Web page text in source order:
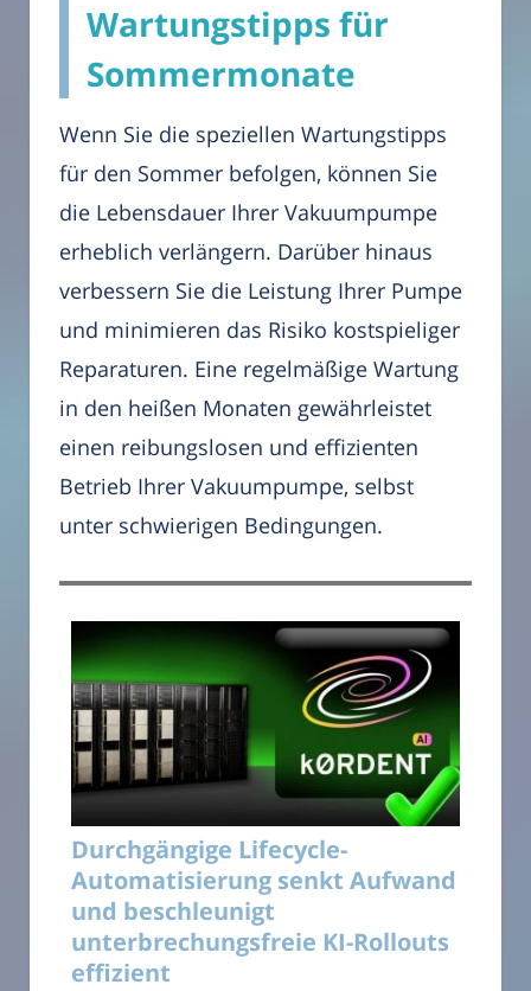
Wartungstipps für
Sommermonate
Wenn Sie die speziellen Wartungstipps
für den Sommer befolgen, können Sie
die Lebensdauer Ihrer Vakuumpumpe
erheblich verlängern. Darüber hinaus
verbessern Sie die Leistung Ihrer Pumpe
und minimieren das Risiko kostspieliger
Reparaturen. Eine regelmäßige Wartung
in den heißen Monaten gewährleistet
einen reibungslosen und effizienten
Betrieb Ihrer Vakuumpumpe, selbst
unter schwierigen Bedingungen.
Durchgängige Lifecycle-
Automatisierung senkt Aufwand
und beschleunigt
unterbrechungsfreie KI-Rollouts
effizient